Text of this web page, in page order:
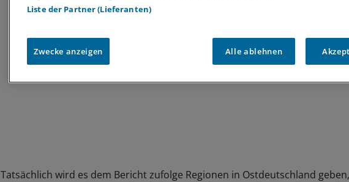
Tatsächlich wird es dem Bericht zufolge Regionen in Ostdeutschland
Liste der Partner (Lieferanten)
Zwecke anzeigen Alle ablehnen